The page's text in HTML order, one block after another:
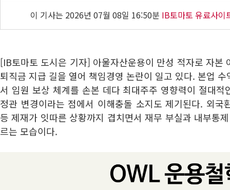
이 기사는 2026년 07월 08일 16:50분 IB토마토 유료사이
[IB토마토 도시은 기자] 아울자산운용이 만성 적자로 자본
퇴직금 지급 길을 열어 책임경영 논란이 일고 있다. 본업
서 임원 보상 체계를 손본 데다 최대주주 영향력이 절대적
정관 변경이라는 점에서 이해충돌 소지도 제기된다. 외국
등 제재가 잇따른 상황까지 겹치면서 재무 부실과 내부통
르는 모습이다.